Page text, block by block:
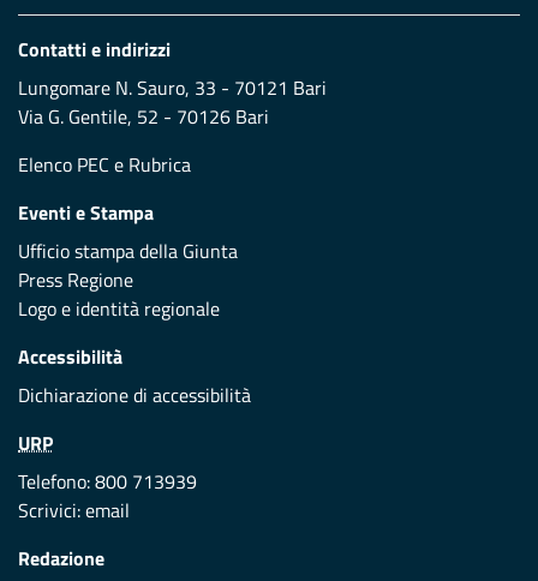
Contatti e indirizzi
Lungomare N. Sauro, 33 - 70121 Bari
Via G. Gentile, 52 - 70126 Bari
Elenco PEC e Rubrica
Eventi e Stampa
Ufficio stampa della Giunta
Press Regione
Logo e identità regionale
Accessibilità
Dichiarazione di accessibilità
URP
Telefono: 800 713939
Scrivici:email
Redazione